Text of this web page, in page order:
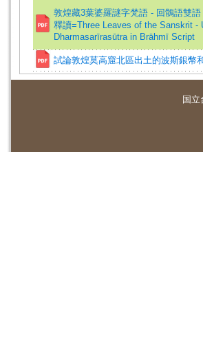
敦煌藏3葉婆羅謎字梵語 - 回鶻語雙
釋讀=Three Leaves of the Sanskrit -
Dharmasarīrasūtra in Brāhmī Script
試論敦煌莫高窟北區出土的波斯銀幣
国立